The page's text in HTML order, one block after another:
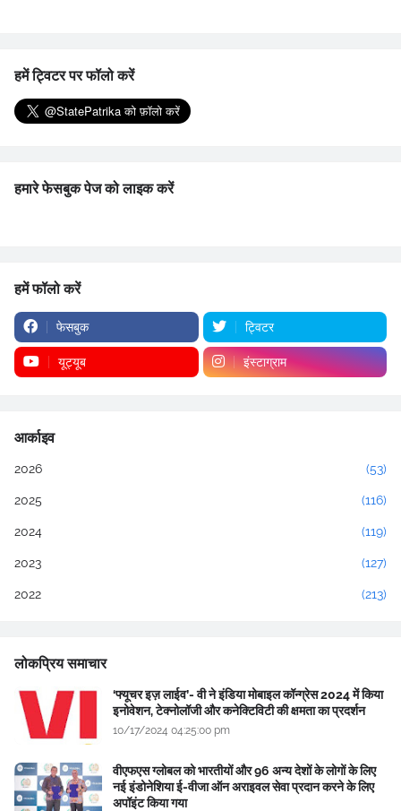
हमें ट्विटर पर फॉलो करें
हमारे फेसबुक पेज को लाइक करें
हमें फॉलो करें
फेसबुक ट्विटर
यूट्यूब इंस्टाग्राम
आर्काइव
2026 (53)
2025 (116)
2024 (119)
2023 (127)
2022 (213)
लोकप्रिय समाचार
‘फ्यूचर इज़ लाईव’- वी ने इंडिया मोबाइल कॉन्ग्रेस 2024 में किया
इनोवेशन, टेक्नोलॉजी और कनेक्टिविटी की क्षमता का प्रदर्शन
10/17/2024 04:25:00 pm
वीएफएस ग्लोबल को भारतीयों और 96 अन्य देशों के लोगों के लिए
नई इंडोनेशिया ई-वीजा ऑन अराइवल सेवा प्रदान करने के लिए
अपॉइंट किया गया